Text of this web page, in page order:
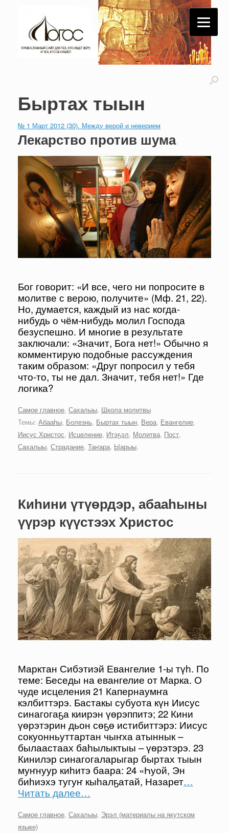
Быртах тыын
№ 1 Март 2012 (30). Между верой и неверием
Лекарство против шума
Бог говорит: «И все, чего ни попросите в
молитве с верою, получите» (Мф. 21, 22).
Но, думается, каждый из нас когда-
нибудь о чём-нибудь молил Господа
безуспешно. И многие в результате
заключали: «Значит, Бога нет!» Обычно я
комментирую подобные рассуждения
таким образом: «Друг попросил у тебя
что-то, ты не дал. Значит, тебя нет!» Где
логика?
Самое главное, Сахалыы, Школа молитвы
Темы: Абааһы, Болезнь, Быртах тыын, Вера, Евангелие,
Иисус Христос, Исцеление, Итэҕэл, Молитва, Пост,
Сахалыы, Страдание, Таҥара, Ыарыы.
Киһини үтүөрдэр, абааһыны
үүрэр күүстээх Христос
Марктан Сибэтиэй Евангелие 1-ы түһ. По
теме: Беседы на евангелие от Марка. О
чуде исцеления 21 Капернаумҥа
кэлбиттэрэ. Бастакы субуота күн Иисус
синагогаҕа киирэн үөрэппитэ; 22 Кини
үөрэтэрин дьон сөҕө истибиттэрэ: Иисус
сокуонньуттартан чыҥха атыннык –
былаастаах баһылыктыы – үөрэтэрэ. 23
Кинилэр синагогаларыгар быртах тыын
муҥнуур киһитэ баара: 24 «Һуой, Эн
биһиэхэ тугуҥ кыһалҕатай, Назарет…
Читать далее…
Самое главное, Сахалыы, Эрэл (материалы на якутском
языке)